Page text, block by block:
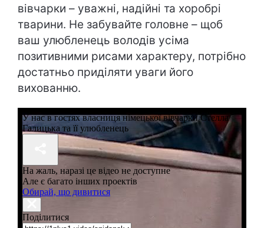
вівчарки – уважні, надійні та хоробрі
тварини. Не забувайте головне – щоб
ваш улюбленець володів усіма
позитивними рисами характеру, потрібно
достатньо приділяти уваги його
вихованню.